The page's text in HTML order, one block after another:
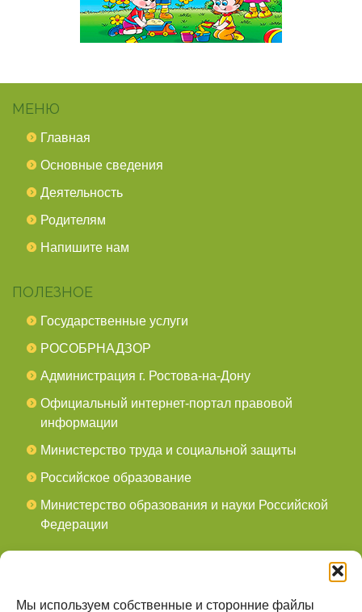
Мы используем собственные и сторонние файлы
МЕНЮ
Главная
Основные сведения
Деятельность
Родителям
Напишите нам
ПОЛЕЗНОЕ
Государственные услуги
РОСОБРНАДЗОР
Администрация г. Ростова-на-Дону
Официальный интернет-портал правовой
информации
Министерство труда и социальной защиты
Российское образование
Министерство образования и науки Российской
Федерации